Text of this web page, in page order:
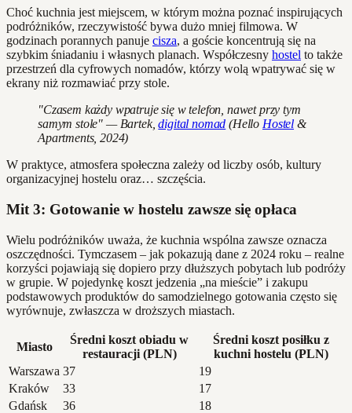
Choć kuchnia jest miejscem, w którym można poznać inspirujących
podróżników, rzeczywistość bywa dużo mniej filmowa. W
godzinach porannych panuje cisza, a goście koncentrują się na
szybkim śniadaniu i własnych planach. Współczesny hostel to także
przestrzeń dla cyfrowych nomadów, którzy wolą wpatrywać się w
ekrany niż rozmawiać przy stole.
"Czasem każdy wpatruje się w telefon, nawet przy tym
samym stole" — Bartek,digital nomad (Hello Hostel &
Apartments, 2024)
W praktyce, atmosfera społeczna zależy od liczby osób, kultury
organizacyjnej hostelu oraz… szczęścia.
Mit 3: Gotowanie w hostelu zawsze się opłaca
Wielu podróżników uważa, że kuchnia wspólna zawsze oznacza
oszczędności. Tymczasem – jak pokazują dane z 2024 roku – realne
korzyści pojawiają się dopiero przy dłuższych pobytach lub podróży
w grupie. W pojedynkę koszt jedzenia „na mieście” i zakupu
podstawowych produktów do samodzielnego gotowania często się
wyrównuje, zwłaszcza w droższych miastach.
Miasto
Średni koszt obiadu w
restauracji (PLN)
Średni koszt posiłku z
kuchni hostelu (PLN)
Warszawa 37
19
Kraków
33
17
Gdańsk
36
18